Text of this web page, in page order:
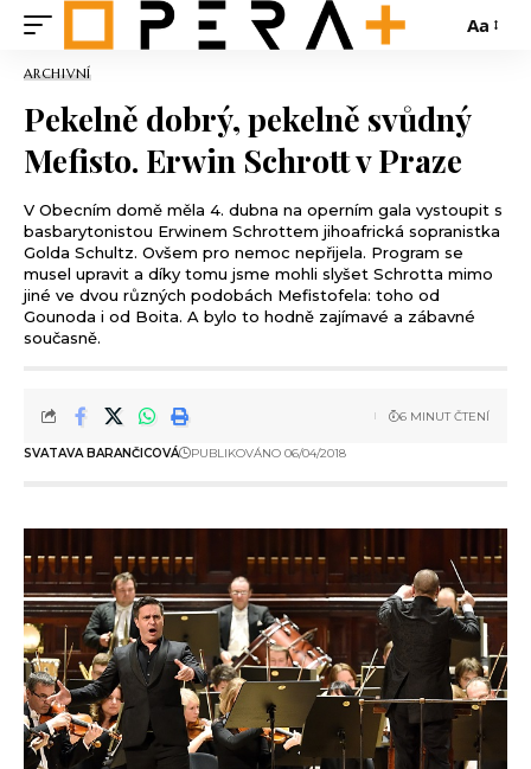
Aa
ARCHIVNÍ
Pekelně dobrý, pekelně svůdný
Mefisto. Erwin Schrott v Praze
V Obecním domě měla 4. dubna na operním gala vystoupit s
basbarytonistou Erwinem Schrottem jihoafrická sopranistka
Golda Schultz. Ovšem pro nemoc nepřijela. Program se
musel upravit a díky tomu jsme mohli slyšet Schrotta mimo
jiné ve dvou různých podobách Mefistofela: toho od
Gounoda i od Boita. A bylo to hodně zajímavé a zábavné
současně.
SVATAVA BARANČICOVÁ PUBLIKOVÁNO 06/04/2018
6 MINUT ČTENÍ